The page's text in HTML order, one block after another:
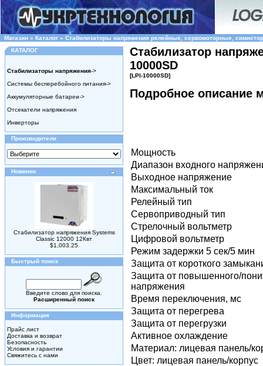
Магазин » Каталог » Стабилизаторы напряжения релейные, сервомоторные,
КАТАЛОГ
Стабилизаторы напряжения->
Системы бесперебойного питания->
Аккумуляторные батареи->
Отсекатели напряжения
Инверторы
Производители
Новинки
Стабилизатор напряжения Systems
Classic 12000 12Квт
$1,003.25
Быстрый поиск
Введите слово для поиска.
Расширенный поиск
Информация
Прайс лист
Доставка и возврат
Безопасность
Условия и гарантии
Свяжитесь с нами
Стабилизатор
10000SD
[LPI-10000SD]
Подробное описание
Мощность
Диапазон входного
Выходное напряжение
Максимальный ток
Релейный тип
Сервоприводный тип
Стрелочный вольтметр
Цифровой вольтметр
Режим задержки 5 сек/5 мин
Защита от короткого
Защита от повышенного/
напряжения
Время переключения, мс
Защита от перегрева
Защита от перегрузки
Активное охлаждение
Материал: лицевая панель/
Цвет: лицевая панель/корпус